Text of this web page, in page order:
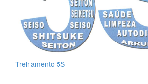
Treinamento 5S